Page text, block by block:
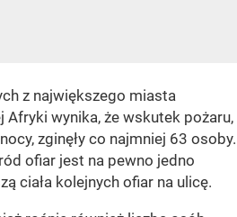
z największego miasta
Afryki wynika, że wskutek pożaru,
zginęły co najmniej 63 osoby.
ofiar jest na pewno jedno
ciała kolejnych ofiar na ulicę.